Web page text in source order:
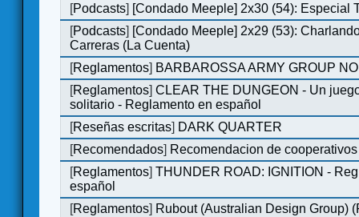
[Podcasts] [Condado Meeple] 2x30 (54): Especial
[Podcasts] [Condado Meeple] 2x29 (53):
Carreras (La Cuenta)
[Reglamentos] BARBAROSSA ARMY GROUP
[Reglamentos]CLEAR THE DUNGEON - Un
solitario - Reglamento en español
[Reseñas escritas] DARK QUARTER
[Recomendados] Recomendacion de
[Reglamentos]THUNDER ROAD: IGNITION -
español
[Reglamentos] Rubout (Australian Design Group)